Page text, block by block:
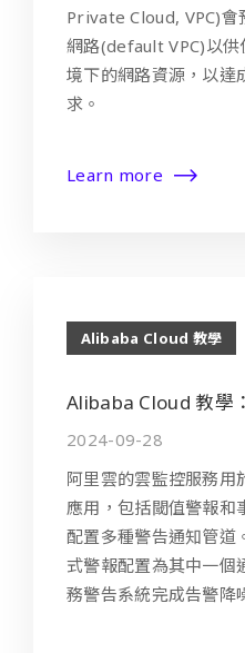
Private Cloud, VPC)會
網路(default VPC)以供
境下的網路資源，以達
求。
Learn more
Alibaba Cloud 教學
Alibaba Cloud 教學
2024-09-28
阿里雲的雲監控服務用
應用，包括閾值警報和
配置多種警告通知管道
式警報配置為其中一個
務警告系統完成告警降